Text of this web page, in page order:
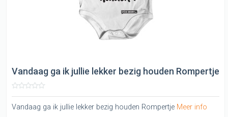
Vandaag ga ik jullie lekker bezig houden Rompertje
Vandaag ga ik jullie lekker bezig houden Rompertje Meer info